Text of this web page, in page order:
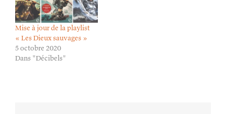
Mise à jour de la playlist
« Les Dieux sauvages »
5 octobre 2020
Dans "Décibels"